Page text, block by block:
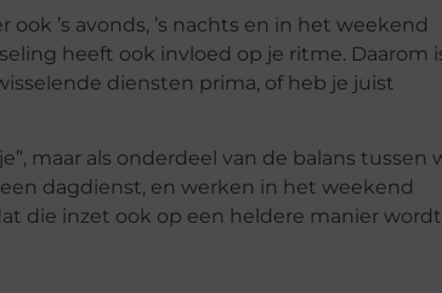
’s avonds, ’s nachts en in het weekend
heeft ook invloed op je ritme. Daarom
diensten prima, of heb je juist
maar als onderdeel van de balans tussen
dagdienst, en werken in het weekend
die inzet ook op een heldere manier wordt